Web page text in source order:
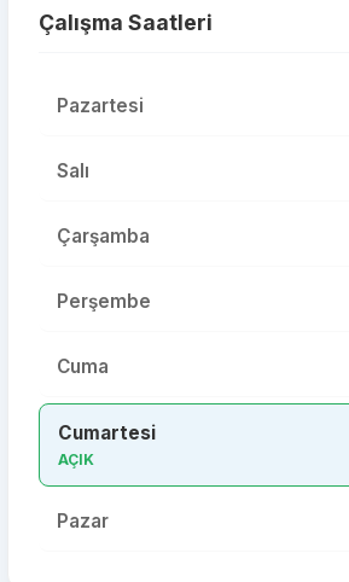
Çalışma Saatleri
Pazartesi
Salı
Çarşamba
Perşembe
Cuma
Cumartesi
AÇIK
Pazar